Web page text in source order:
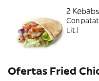
2 Kebabs
Con
Lit.)
Ofertas Fried